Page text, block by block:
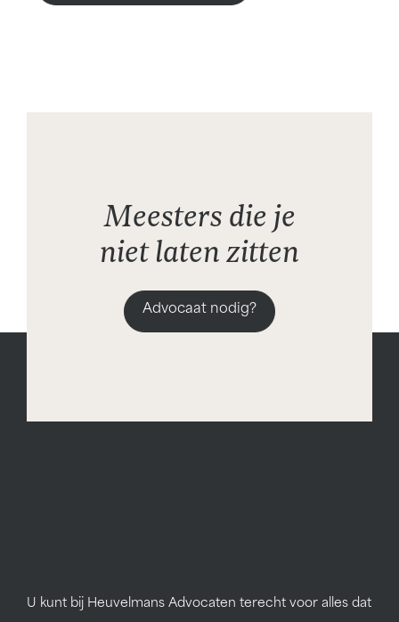
Meesters die je
niet laten zitten
Advocaat nodig?
U kunt bij Heuvelmans Advocaten terecht voor alles dat